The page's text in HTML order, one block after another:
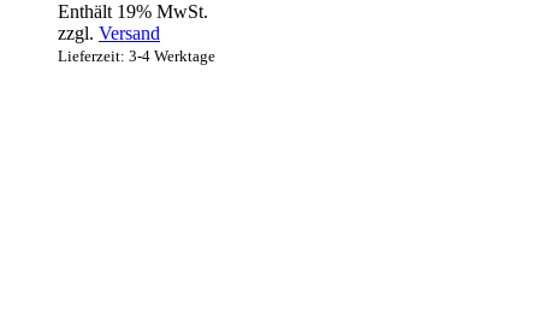
Enthält 19% MwSt.
zzgl. Versand
Lieferzeit: 3-4 Werktage